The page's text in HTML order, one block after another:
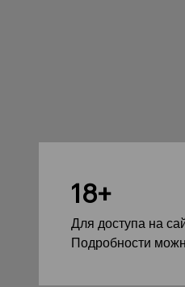
18+
Для доступа на
Подробности